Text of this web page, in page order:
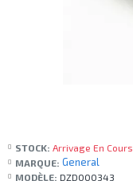
STOCK: Arrivage En Cours
MARQUE: General
MODÈLE: DZD000343